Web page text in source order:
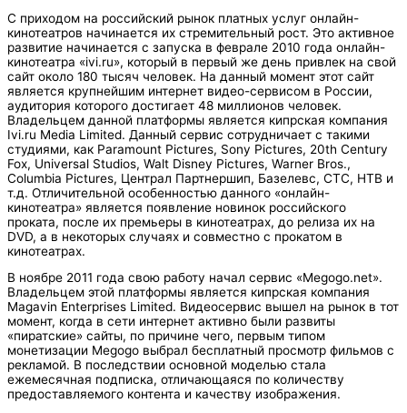
С приходом на российский рынок платных услуг онлайн-
кинотеатров начинается их стремительный рост. Это активное
развитие начинается с запуска в феврале 2010 года онлайн-
кинотеатра «ivi.ru», который в первый же день привлек на свой
сайт около 180 тысяч человек. На данный момент этот сайт
является крупнейшим интернет видео-сервисом в России,
аудитория которого достигает 48 миллионов человек.
Владельцем данной платформы является кипрская компания
Ivi.ru Media Limited. Данный сервис сотрудничает с такими
студиями, как Paramount Pictures, Sony Pictures, 20th Century
Fox, Universal Studios, Walt Disney Pictures, Warner Bros.,
Columbia Pictures, Централ Партнершип, Базелевс, СТС, НТВ и
т.д. Отличительной особенностью данного «онлайн-
кинотеатра» является появление новинок российского
проката, после их премьеры в кинотеатрах, до релиза их на
DVD, а в некоторых случаях и совместно с прокатом в
кинотеатрах.
В ноябре 2011 года свою работу начал сервис «Megogo.net».
Владельцем этой платформы является кипрская компания
Magavin Enterprises Limited. Видеосервис вышел на рынок в тот
момент, когда в сети интернет активно были развиты
«пиратские» сайты, по причине чего, первым типом
монетизации Megogo выбрал бесплатный просмотр фильмов с
рекламой. В последствии основной моделью стала
ежемесячная подписка, отличающаяся по количеству
предоставляемого контента и качеству изображения.